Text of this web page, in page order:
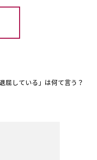
屈している」は何て言う？